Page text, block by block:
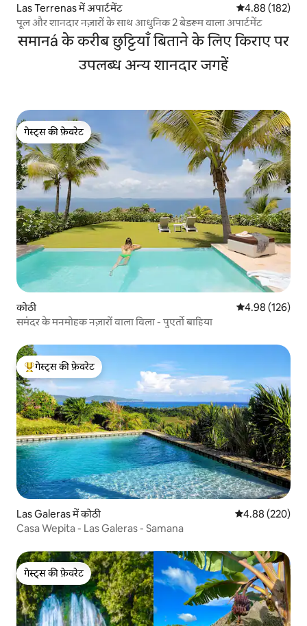
Las Terrenas में अपार्टमेंट औसत रेटिंग 5 में से
4.88 (182)
पूल और शानदार नज़ारों के साथ आधुनिक 2 बेडरूम वाला अपार्टमेंट
समानá के करीब छुट्टियाँ बिताने के लिए किराए पर
उपलब्ध अन्य शानदार जगहें
गेस्ट्स की फ़ेवरेट
गेस्ट्स की फ़ेवरेट
कोठी औसत रेटिंग 5 में से
4.98 (126)
समंदर के मनमोहक नज़ारों वाला विला - पुएर्तो बाहिया
गेस्ट्स का टॉप फ़ेवरेट
गेस्ट्स की फ़ेवरेट
Las Galeras में कोठी औसत रेटिंग 5 में से
4.88 (220)
Casa Wepita - Las Galeras - Samana
गेस्ट्स की फ़ेवरेट
गेस्ट्स की फ़ेवरेट